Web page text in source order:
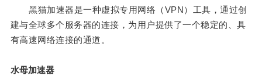
黑猫加速器是一种虚拟专用网络（VPN）工具，通过创
建与全球多个服务器的连接，为用户提供了一个稳定的、具
有高速网络连接的通道。
水母加速器